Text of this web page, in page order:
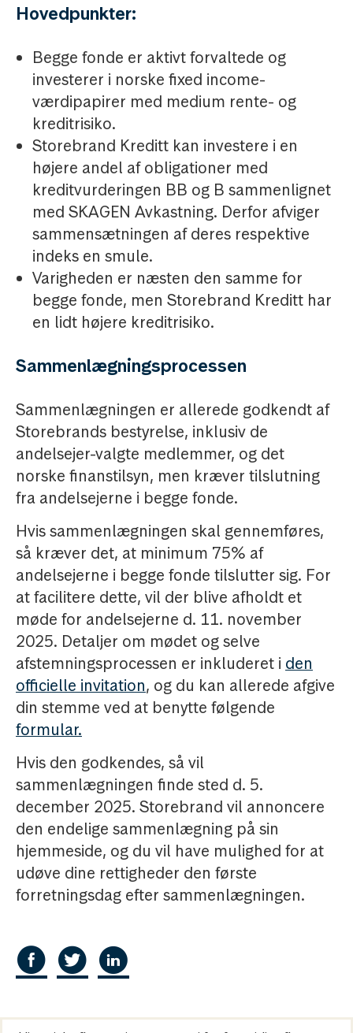
Hovedpunkter:
Begge fonde er aktivt forvaltede og
investerer i norske fixed income-
værdipapirer med medium rente- og
kreditrisiko.
Storebrand Kreditt kan investere i en
højere andel af obligationer med
kreditvurderingen BB og B sammenlignet
med SKAGEN Avkastning. Derfor afviger
sammensætningen af deres respektive
indeks en smule.
Varigheden er næsten den samme for
begge fonde, men Storebrand Kreditt har
en lidt højere kreditrisiko.
Sammenlægningsprocessen
Sammenlægningen er allerede godkendt af
Storebrands bestyrelse, inklusiv de
andelsejer-valgte medlemmer, og det
norske finanstilsyn, men kræver tilslutning
fra andelsejerne i begge fonde.
Hvis sammenlægningen skal gennemføres,
så kræver det, at minimum 75% af
andelsejerne i begge fonde tilslutter sig. For
at facilitere dette, vil der blive afholdt et
møde for andelsejerne d. 11. november
2025. Detaljer om mødet og selve
afstemningsprocessen er inkluderet i den
officielle invitation, og du kan allerede afgive
din stemme ved at benytte følgende
formular.
Hvis den godkendes, så vil
sammenlægningen finde sted d. 5.
december 2025. Storebrand vil annoncere
den endelige sammenlægning på sin
hjemmeside, og du vil have mulighed for at
udøve dine rettigheder den første
forretningsdag efter sammenlægningen.